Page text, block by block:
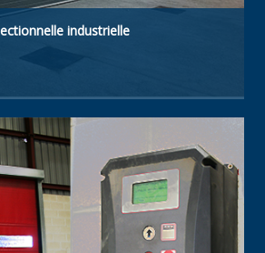
industrielle
à haute technologie. Fabriquée
sandwich isolés acier-
de 40 mm. Résistante, à haute
et étanche.